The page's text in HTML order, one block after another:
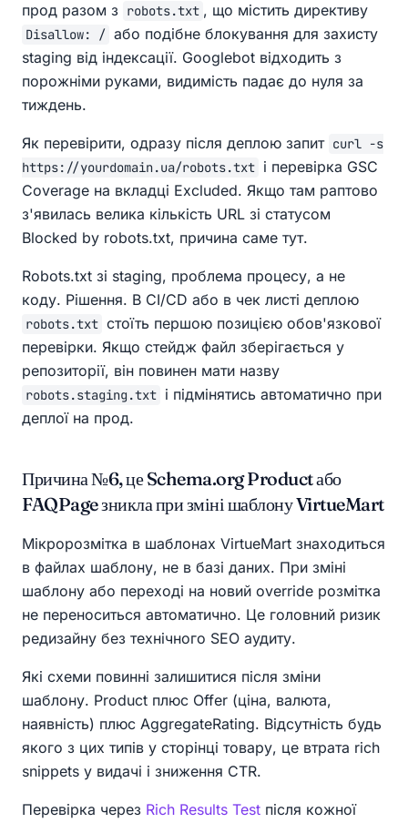
прод разом з robots.txt , що містить директиву
Disallow: / або подібне блокування для захисту
staging від індексації. Googlebot відходить з
порожніми руками, видимість падає до нуля за
тиждень.
Як перевірити, одразу після деплою запит curl -s
https://yourdomain.ua/robots.txt і перевірка GSC
Coverage на вкладці Excluded. Якщо там раптово
з'явилась велика кількість URL зі статусом
Blocked by robots.txt, причина саме тут.
Robots.txt зі staging, проблема процесу, а не
коду. Рішення. В CI/CD або в чек листі деплою
robots.txt стоїть першою позицією обов'язкової
перевірки. Якщо стейдж файл зберігається у
репозиторії, він повинен мати назву
robots.staging.txt і підмінятись автоматично при
деплої на прод.
Причина №6, це Schema.org Product або
FAQPage зникла при зміні шаблону VirtueMart
Мікророзмітка в шаблонах VirtueMart знаходиться
в файлах шаблону, не в базі даних. При зміні
шаблону або переході на новий override розмітка
не переноситься автоматично. Це головний ризик
редизайну без технічного SEO аудиту.
Які схеми повинні залишитися після зміни
шаблону. Product плюс Offer (ціна, валюта,
наявність) плюс AggregateRating. Відсутність будь
якого з цих типів у сторінці товару, це втрата rich
snippets у видачі і зниження CTR.
Перевірка через Rich Results Test після кожної